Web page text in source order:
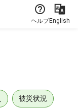
ヘルプEnglish
被災状況